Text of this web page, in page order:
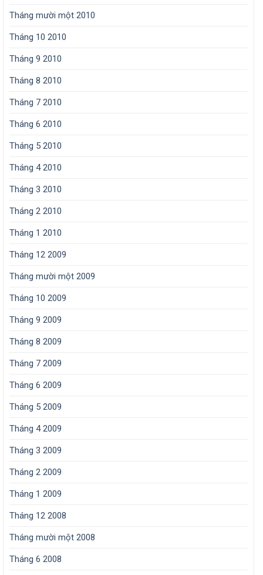
Tháng mười một 2010
Tháng 10 2010
Tháng 9 2010
Tháng 8 2010
Tháng 7 2010
Tháng 6 2010
Tháng 5 2010
Tháng 4 2010
Tháng 3 2010
Tháng 2 2010
Tháng 1 2010
Tháng 12 2009
Tháng mười một 2009
Tháng 10 2009
Tháng 9 2009
Tháng 8 2009
Tháng 7 2009
Tháng 6 2009
Tháng 5 2009
Tháng 4 2009
Tháng 3 2009
Tháng 2 2009
Tháng 1 2009
Tháng 12 2008
Tháng mười một 2008
Tháng 6 2008